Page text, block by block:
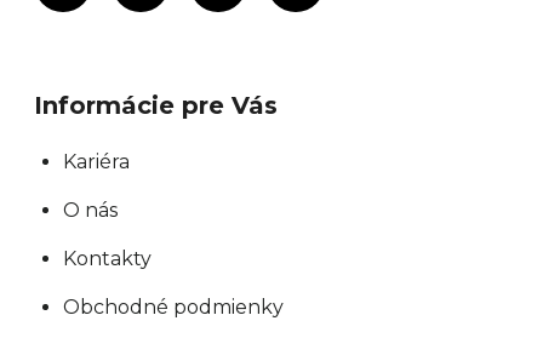
Informácie pre Vás
Kariéra
O nás
Kontakty
Obchodné podmienky